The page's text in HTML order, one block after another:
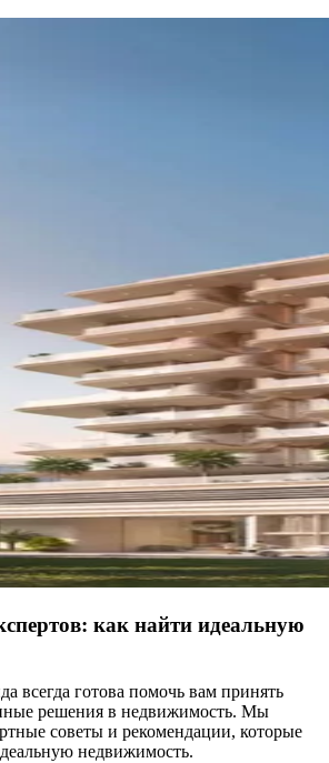
как найти идеальную
всегда готова помочь вам принять
решения в недвижимость. Мы
советы и рекомендации, которые
недвижимость.